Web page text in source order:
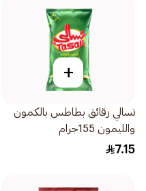
+
تسالي رقائق بطاطس بالكمون
والليمون 155جرام
7.15